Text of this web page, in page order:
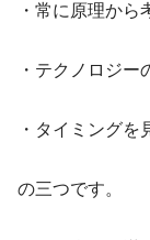
・常に原理から
・テクノロジー
・タイミングを
の三つです。